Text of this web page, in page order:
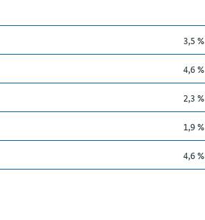
3,5 %
4,6 %
2,3 %
1,9 %
4,6 %